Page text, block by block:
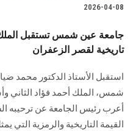
2026-04-08
جامعة عين شمس تستقبل الملك
تاريخية لقصر الزعفران
استقبل الأستاذ الدكتور محمد
شمس، الملك أحمد فؤاد الثاني
أعرب رئيس الجامعة عن ترحيبه
القيمة التاريخية والرمزية التي